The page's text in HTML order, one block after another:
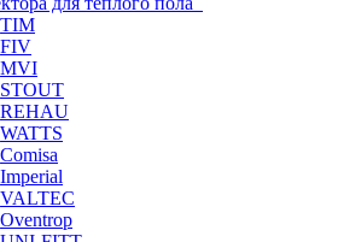
TIM
FIV
MVI
STOUT
REHAU
WATTS
Comisa
Imperial
VALTEC
Oventrop